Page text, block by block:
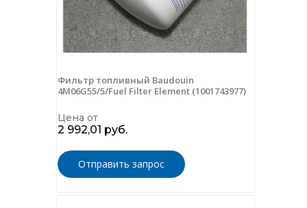
Фильтр топливный Baudouin
4M06G55/5/Fuel Filter Element (1001743977)
Цена от
2 992,01 руб.
Отправить запрос